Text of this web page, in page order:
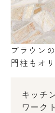
ブラウン
門柱もオ
キッチ
ワーク